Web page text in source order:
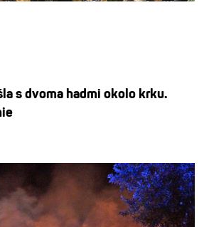
s dvoma hadmi okolo krku.